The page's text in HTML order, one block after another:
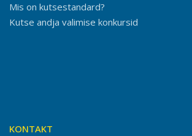
Mis on kutsestandard?
Kutse andja valimise konkursid
KONTAKT